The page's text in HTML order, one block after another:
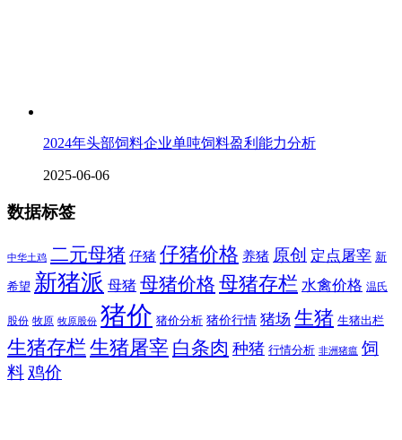
2024年头部饲料企业单吨饲料盈利能力分析
2025-06-06
数据标签
中华土鸡 二元母猪 仔猪 仔猪价格 养猪 原创 定点屠宰 新
希望 新猪派 母猪 母猪价格 母猪存栏 水禽价格 温氏
股份 牧原 牧原股份 猪价 猪价分析 猪价行情 猪场 生猪 生猪出栏
生猪存栏 生猪屠宰 白条肉 种猪 行情分析 非洲猪瘟 饲
料 鸡价